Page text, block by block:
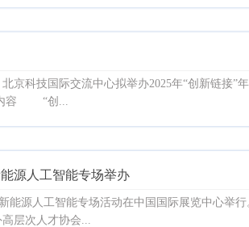
京科技国际交流中心拟举办2025年“创新链接”
内容 “创...
源人工智能专场举办
源人工智能专场活动在中国国际展览中心举行
层次人才协会...
习近平：在国家科学技术奖励大会、两